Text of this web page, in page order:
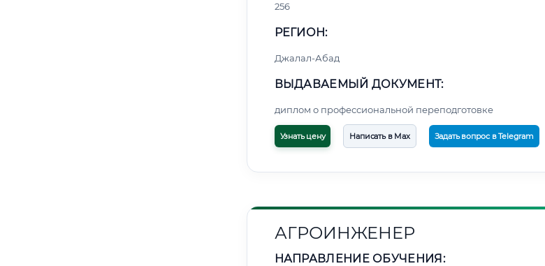
256
РЕГИОН:
Джалал-Абад
ВЫДАВАЕМЫЙ ДОКУМЕНТ:
диплом о профессиональной переподготовке
Узнать цену Написать в Max Задать вопрос в Telegram
АГРОИНЖЕНЕР
НАПРАВЛЕНИЕ ОБУЧЕНИЯ: